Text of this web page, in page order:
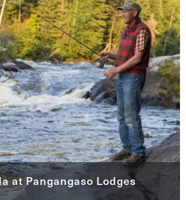
at Pangangaso Lodges